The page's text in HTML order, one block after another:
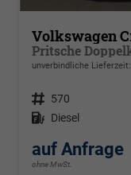
unverbindliche Lieferzeit:
Fahrzeugnr. 570
Kraftstoff Diesel
auf Anfrage
ohne MwSt.